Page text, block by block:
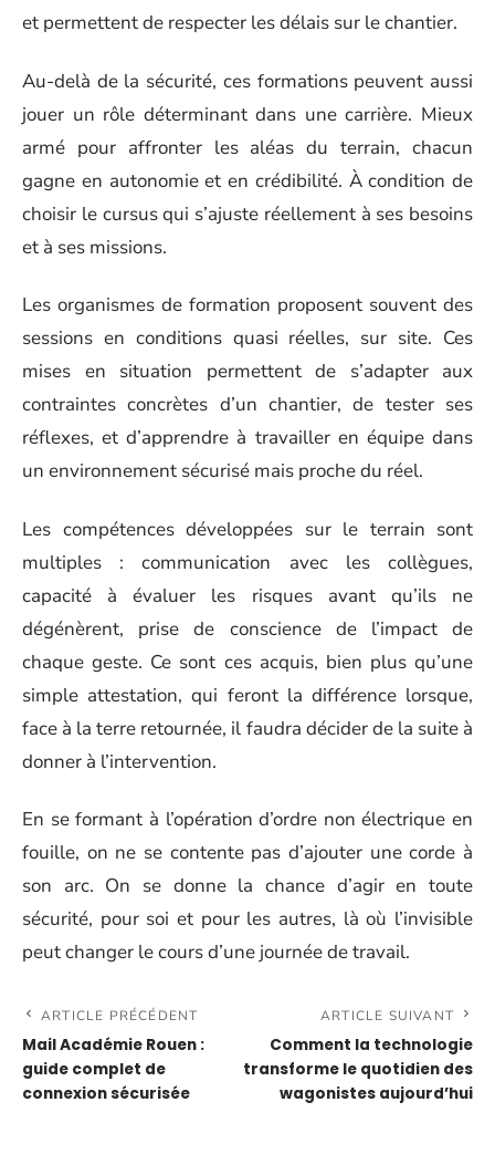
et permettent de respecter les délais sur le chantier.
Au-delà de la sécurité, ces formations peuvent aussi
jouer un rôle déterminant dans une carrière. Mieux
armé pour affronter les aléas du terrain, chacun
gagne en autonomie et en crédibilité. À condition de
choisir le cursus qui s’ajuste réellement à ses besoins
et à ses missions.
Les organismes de formation proposent souvent des
sessions en conditions quasi réelles, sur site. Ces
mises en situation permettent de s’adapter aux
contraintes concrètes d’un chantier, de tester ses
réflexes, et d’apprendre à travailler en équipe dans
un environnement sécurisé mais proche du réel.
Les compétences développées sur le terrain sont
multiples : communication avec les collègues,
capacité à évaluer les risques avant qu’ils ne
dégénèrent, prise de conscience de l’impact de
chaque geste. Ce sont ces acquis, bien plus qu’une
simple attestation, qui feront la différence lorsque,
face à la terre retournée, il faudra décider de la suite à
donner à l’intervention.
En se formant à l’opération d’ordre non électrique en
fouille, on ne se contente pas d’ajouter une corde à
son arc. On se donne la chance d’agir en toute
sécurité, pour soi et pour les autres, là où l’invisible
peut changer le cours d’une journée de travail.
ARTICLE PRÉCÉDENT
Mail Académie Rouen :
guide complet de
connexion sécurisée
ARTICLE SUIVANT
Comment la technologie
transforme le quotidien des
wagonistes aujourd’hui